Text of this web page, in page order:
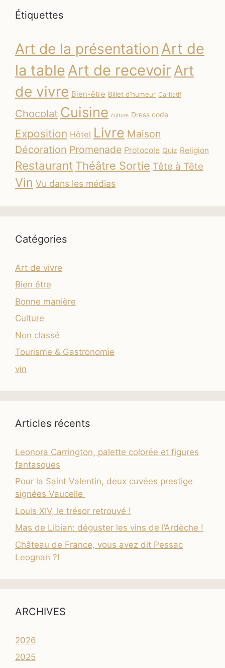
Étiquettes
Art de la présentation Art de
la table Art de recevoirArt
de vivre Bien-être Billet d'humeur Caritatif
Chocolat Cuisine culture Dress code
Exposition Hôtel Livre Maison
Décoration Promenade Protocole Quiz Religion
Restaurant Théâtre Sortie Tête à Tête
Vin Vu dans les médias
Catégories
Art de vivre
Bien être
Bonne manière
Culture
Non classé
Tourisme & Gastronomie
vin
Articles récents
Leonora Carrington, palette colorée et figures
fantasques
Pour la Saint Valentin, deux cuvées prestige
signées Vaucelle
Louis XIV, le trésor retrouvé !
Mas de Libian: déguster les vins de l’Ardèche !
Château de France, vous avez dit Pessac
Leognan ?!
ARCHIVES
2026
2025